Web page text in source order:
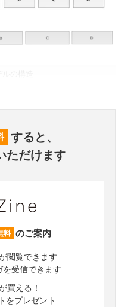
すると、
ただけます
料 のご案内
閲覧できます
を受信できます
買える！
をプレゼント